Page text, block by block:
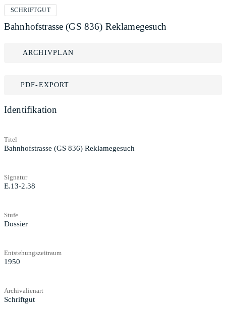
SCHRIFTGUT
Bahnhofstrasse (GS 836) Reklamegesuch
ARCHIVPLAN
PDF-EXPORT
Identifikation
Titel
Bahnhofstrasse (GS 836) Reklamegesuch
Signatur
E.13-2.38
Stufe
Dossier
Entstehungszeitraum
1950
Archivalienart
Schriftgut